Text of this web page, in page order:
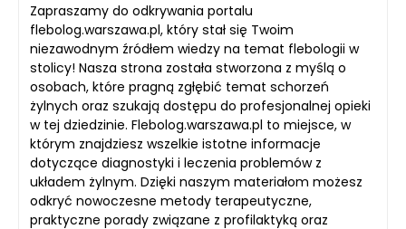
Zapraszamy do odkrywania portalu
flebolog.warszawa.pl, który stał się Twoim
niezawodnym źródłem wiedzy na temat flebologii w
stolicy! Nasza strona została stworzona z myślą o
osobach, które pragną zgłębić temat schorzeń
żylnych oraz szukają dostępu do profesjonalnej opieki
w tej dziedzinie. Flebolog.warszawa.pl to miejsce, w
którym znajdziesz wszelkie istotne informacje
dotyczące diagnostyki i leczenia problemów z
układem żylnym. Dzięki naszym materiałom możesz
odkryć nowoczesne metody terapeutyczne,
praktyczne porady związane z profilaktyką oraz